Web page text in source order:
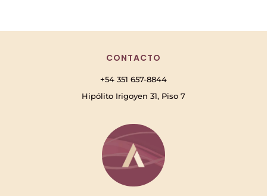
CONTACTO
+54 351 657-8844
Hipólito Irigoyen 31, Piso 7